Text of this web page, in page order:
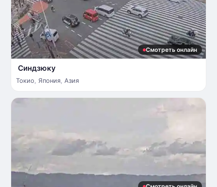
Смотреть онлайн
Синдзюку
Токио, Япония, Азия